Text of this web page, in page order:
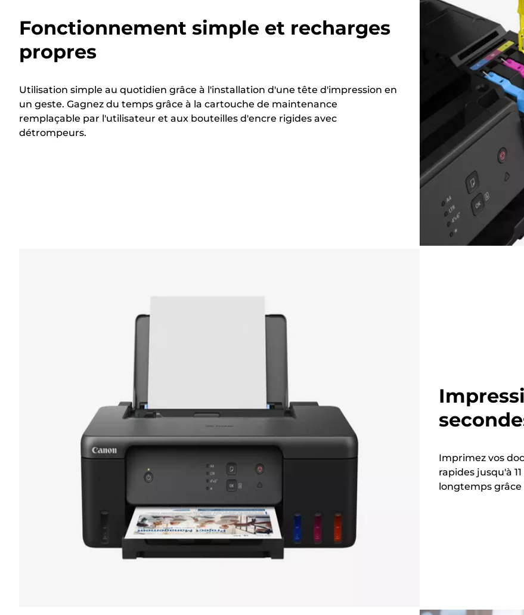
Fonctionnement simple et recharges
propres
Utilisation simple au quotidien grâce à l'installation d'une tête d'impression en
un geste. Gagnez du temps grâce à la cartouche de maintenance
remplaçable par l'utilisateur et aux bouteilles d'encre rigides avec
détrompeurs.
Imprimez vos
rapides jusqu'à
longtemps grâce